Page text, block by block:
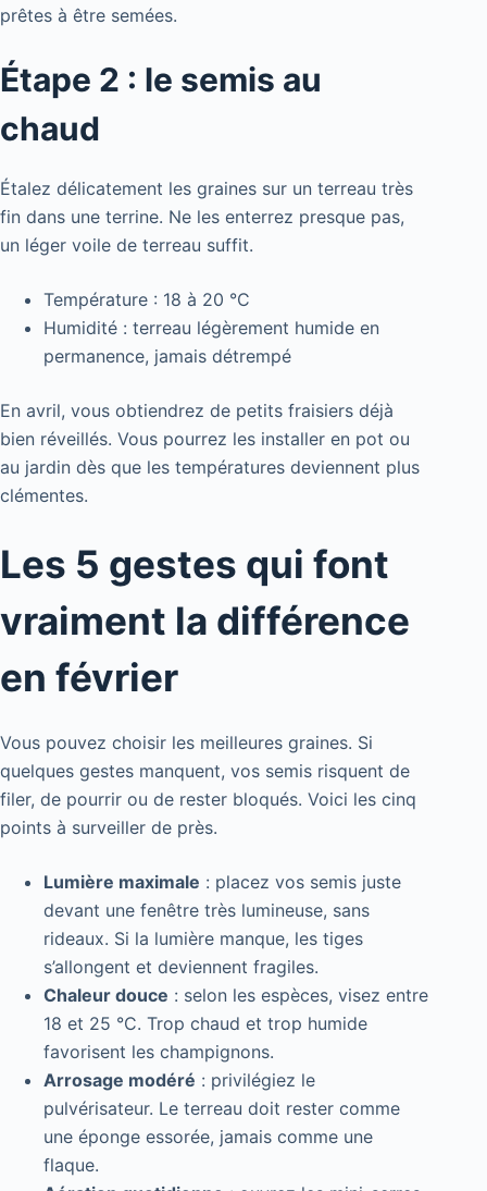
prêtes à être semées.
Étape 2 : le semis au
chaud
Étalez délicatement les graines sur un terreau très
fin dans une terrine. Ne les enterrez presque pas,
un léger voile de terreau suffit.
Température : 18 à 20 °C
Humidité : terreau légèrement humide en
permanence, jamais détrempé
En avril, vous obtiendrez de petits fraisiers déjà
bien réveillés. Vous pourrez les installer en pot ou
au jardin dès que les températures deviennent plus
clémentes.
Les 5 gestes qui font
vraiment la différence
en février
Vous pouvez choisir les meilleures graines. Si
quelques gestes manquent, vos semis risquent de
filer, de pourrir ou de rester bloqués. Voici les cinq
points à surveiller de près.
Lumière maximale : placez vos semis juste
devant une fenêtre très lumineuse, sans
rideaux. Si la lumière manque, les tiges
s’allongent et deviennent fragiles.
Chaleur douce : selon les espèces, visez entre
18 et 25 °C. Trop chaud et trop humide
favorisent les champignons.
Arrosage modéré : privilégiez le
pulvérisateur. Le terreau doit rester comme
une éponge essorée, jamais comme une
flaque.